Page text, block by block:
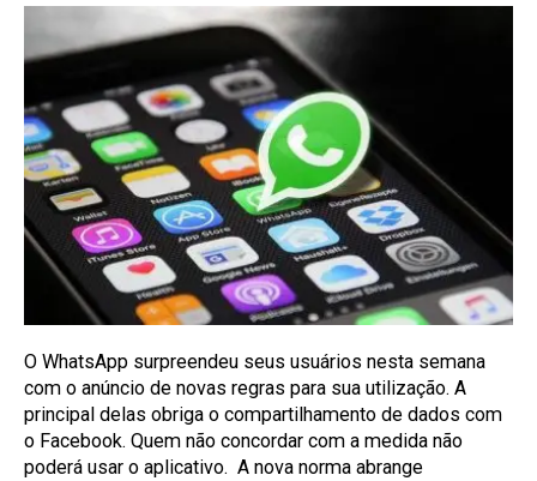
O WhatsApp surpreendeu seus usuários nesta semana
com o anúncio de novas regras para sua utilização. A
principal delas obriga o compartilhamento de dados com
o Facebook. Quem não concordar com a medida não
poderá usar o aplicativo. A nova norma abrange